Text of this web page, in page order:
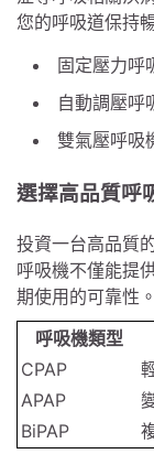
您的呼吸道保持
固定壓力呼
自動調壓呼
雙氣壓呼吸
選擇高品質呼
投資一台高品質
呼吸機不僅能提
期使用的可靠性。
呼吸機類型
CPAP
APAP
BiPAP